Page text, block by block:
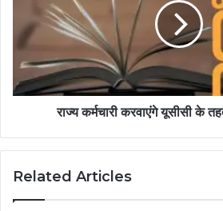
राज्य कर्मचारी करवाएंगे यूसीसी के
Related Articles